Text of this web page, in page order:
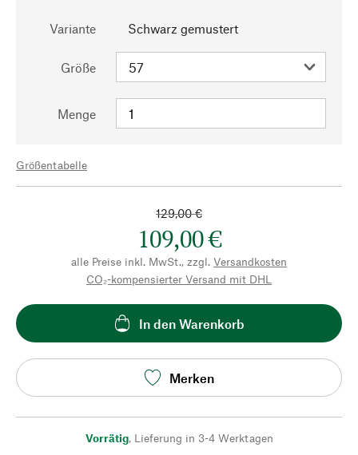
Variante Schwarz gemustert
Größe
Menge
Größentabelle
129,00 €
109,00 €
alle Preise inkl. MwSt., zzgl. Versandkosten
CO₂-kompensierter Versand mit DHL
In den Warenkorb
Merken
Vorrätig, Lieferung in 3-4 Werktagen